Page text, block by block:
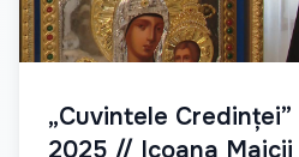
„Cuvintele
2025 // Icoana Maicii